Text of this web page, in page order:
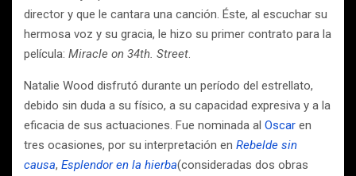
director y que le cantara una canción. Éste, al escuchar su
hermosa voz y su gracia, le hizo su primer contrato para la
película: Miracle on 34th. Street.
Natalie Wood disfrutó durante un período del estrellato,
debido sin duda a su físico, a su capacidad expresiva y a la
eficacia de sus actuaciones. Fue nominada al Oscar en
tres ocasiones, por su interpretación en Rebelde sin
causa, Esplendor en la hierba(consideradas dos obras